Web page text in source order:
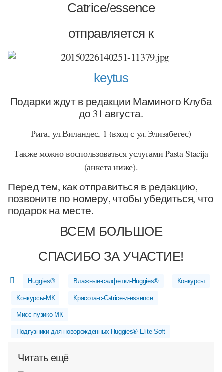
Catrice/essence
отправляется к
keytus
Подарки ждут в редакции Маминого Клуба
до 31 августа.
Рига, ул.Виландес, 1 (вход с ул.Элизабетес)
Также можно воспользоваться услугами Pasta Stacija
(анкета ниже).
Перед тем, как отправиться в редакцию,
позвоните по номеру, чтобы убедиться, что
подарок на месте.
ВСЕМ БОЛЬШОЕ
СПАСИБО ЗА УЧАСТИЕ!
Huggies® Влажные-салфетки-Huggies® Конкурсы
Конкурсы-МК Красота-с-Catrice-и-essence
Мисс-пузико-МК
Подгузники-для-новорожденных-Huggies®-Elite-Soft
Читать ещё